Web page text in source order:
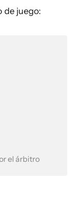
de juego:
el árbitro